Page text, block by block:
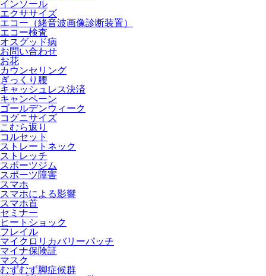
インソール
エクササイズ
エコー（緒音波画像診断装置）
エコー検査
オスグッド病
お問い合わせ
お花
カウンセリング
ぎっくり腰
キャッシュレス決済
キャンペーン
ゴールデンウィーク
コグニサイズ
こむら返り
コルセット
ストレートネック
ストレッチ
スポーツジム
スポーツ障害
スマホ
スマホによる影響
スマホ首
セミナー
ヒートショック
フレイル
マイクロリカバリーパッチ
マイナ保険証
マスク
むずむず脚症候群